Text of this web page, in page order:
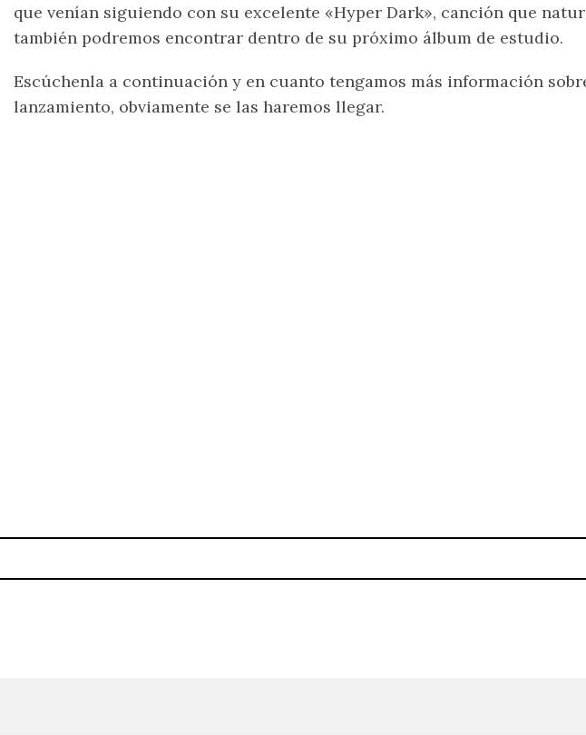
que venían siguiendo con su excelente «Hyper Dark», canción que
también podremos encontrar dentro de su próximo álbum de estudio.
Escúchenla a continuación y en cuanto tengamos más información
lanzamiento, obviamente se las haremos llegar.